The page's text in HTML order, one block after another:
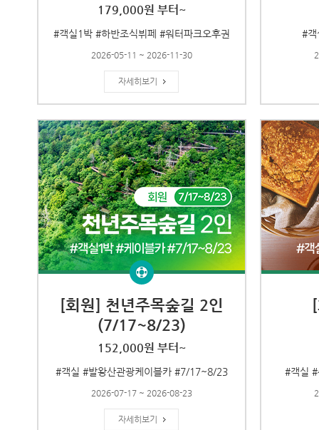
179,000원 부터~
#객실1박 #하반조식뷔페 #워터파크오후권
2026-05-11 ~ 2026-11-30
자세히보기
#
[회원] 천년주목숲길 2인
(7/17~8/23)
152,000원 부터~
#객실 #발왕산관광케이블카 #7/17~8/23
2026-07-17 ~ 2026-08-23
자세히보기
#객실